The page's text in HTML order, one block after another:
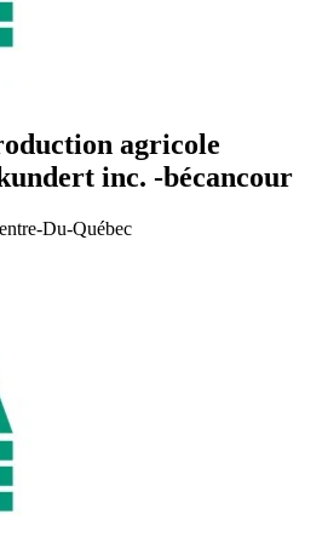
agricole
inc. -bécancour
Du-Québec